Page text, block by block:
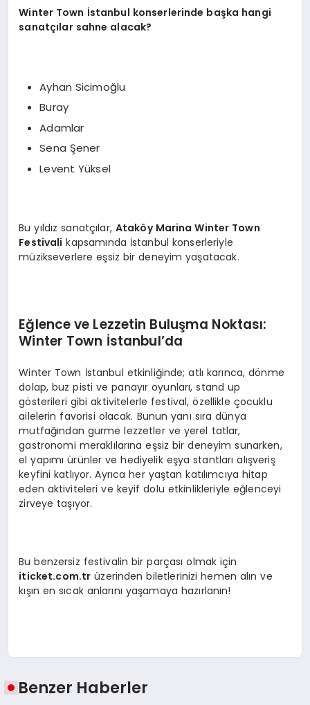
Winter Town İstanbul konserlerinde başka hangi
sanatçılar sahne alacak?
Ayhan Sicimoğlu
Buray
Adamlar
Sena Şener
Levent Yüksel
Bu yıldız sanatçılar, Ataköy Marina Winter Town
Festivali kapsamında İstanbul konserleriyle
müzikseverlere eşsiz bir deneyim yaşatacak.
Eğlence ve Lezzetin Buluşma Noktası:
Winter Town İstanbul’da
Winter Town İstanbul etkinliğinde; atlı karınca, dönme
dolap, buz pisti ve panayır oyunları, stand up
gösterileri gibi aktivitelerle festival, özellikle çocuklu
ailelerin favorisi olacak. Bunun yanı sıra dünya
mutfağından gurme lezzetler ve yerel tatlar,
gastronomi meraklılarına eşsiz bir deneyim sunarken,
el yapımı ürünler ve hediyelik eşya stantları alışveriş
keyfini katlıyor. Ayrıca her yaştan katılımcıya hitap
eden aktiviteleri ve keyif dolu etkinlikleriyle eğlenceyi
zirveye taşıyor.
Bu benzersiz festivalin bir parçası olmak için
iticket.com.tr üzerinden biletlerinizi hemen alın ve
kışın en sıcak anlarını yaşamaya hazırlanın!
Benzer Haberler